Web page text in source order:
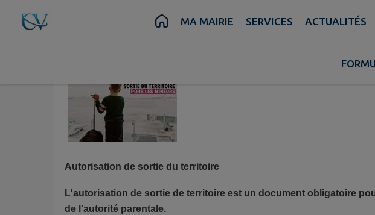
Contenu Recherche Pied de page
MA MAIRIE SERVICES ACTUALITÉS
Autorisation de sortie du territoire
L'autorisation de sortie de territoire est un document obligatoire
de l'autorité parentale.